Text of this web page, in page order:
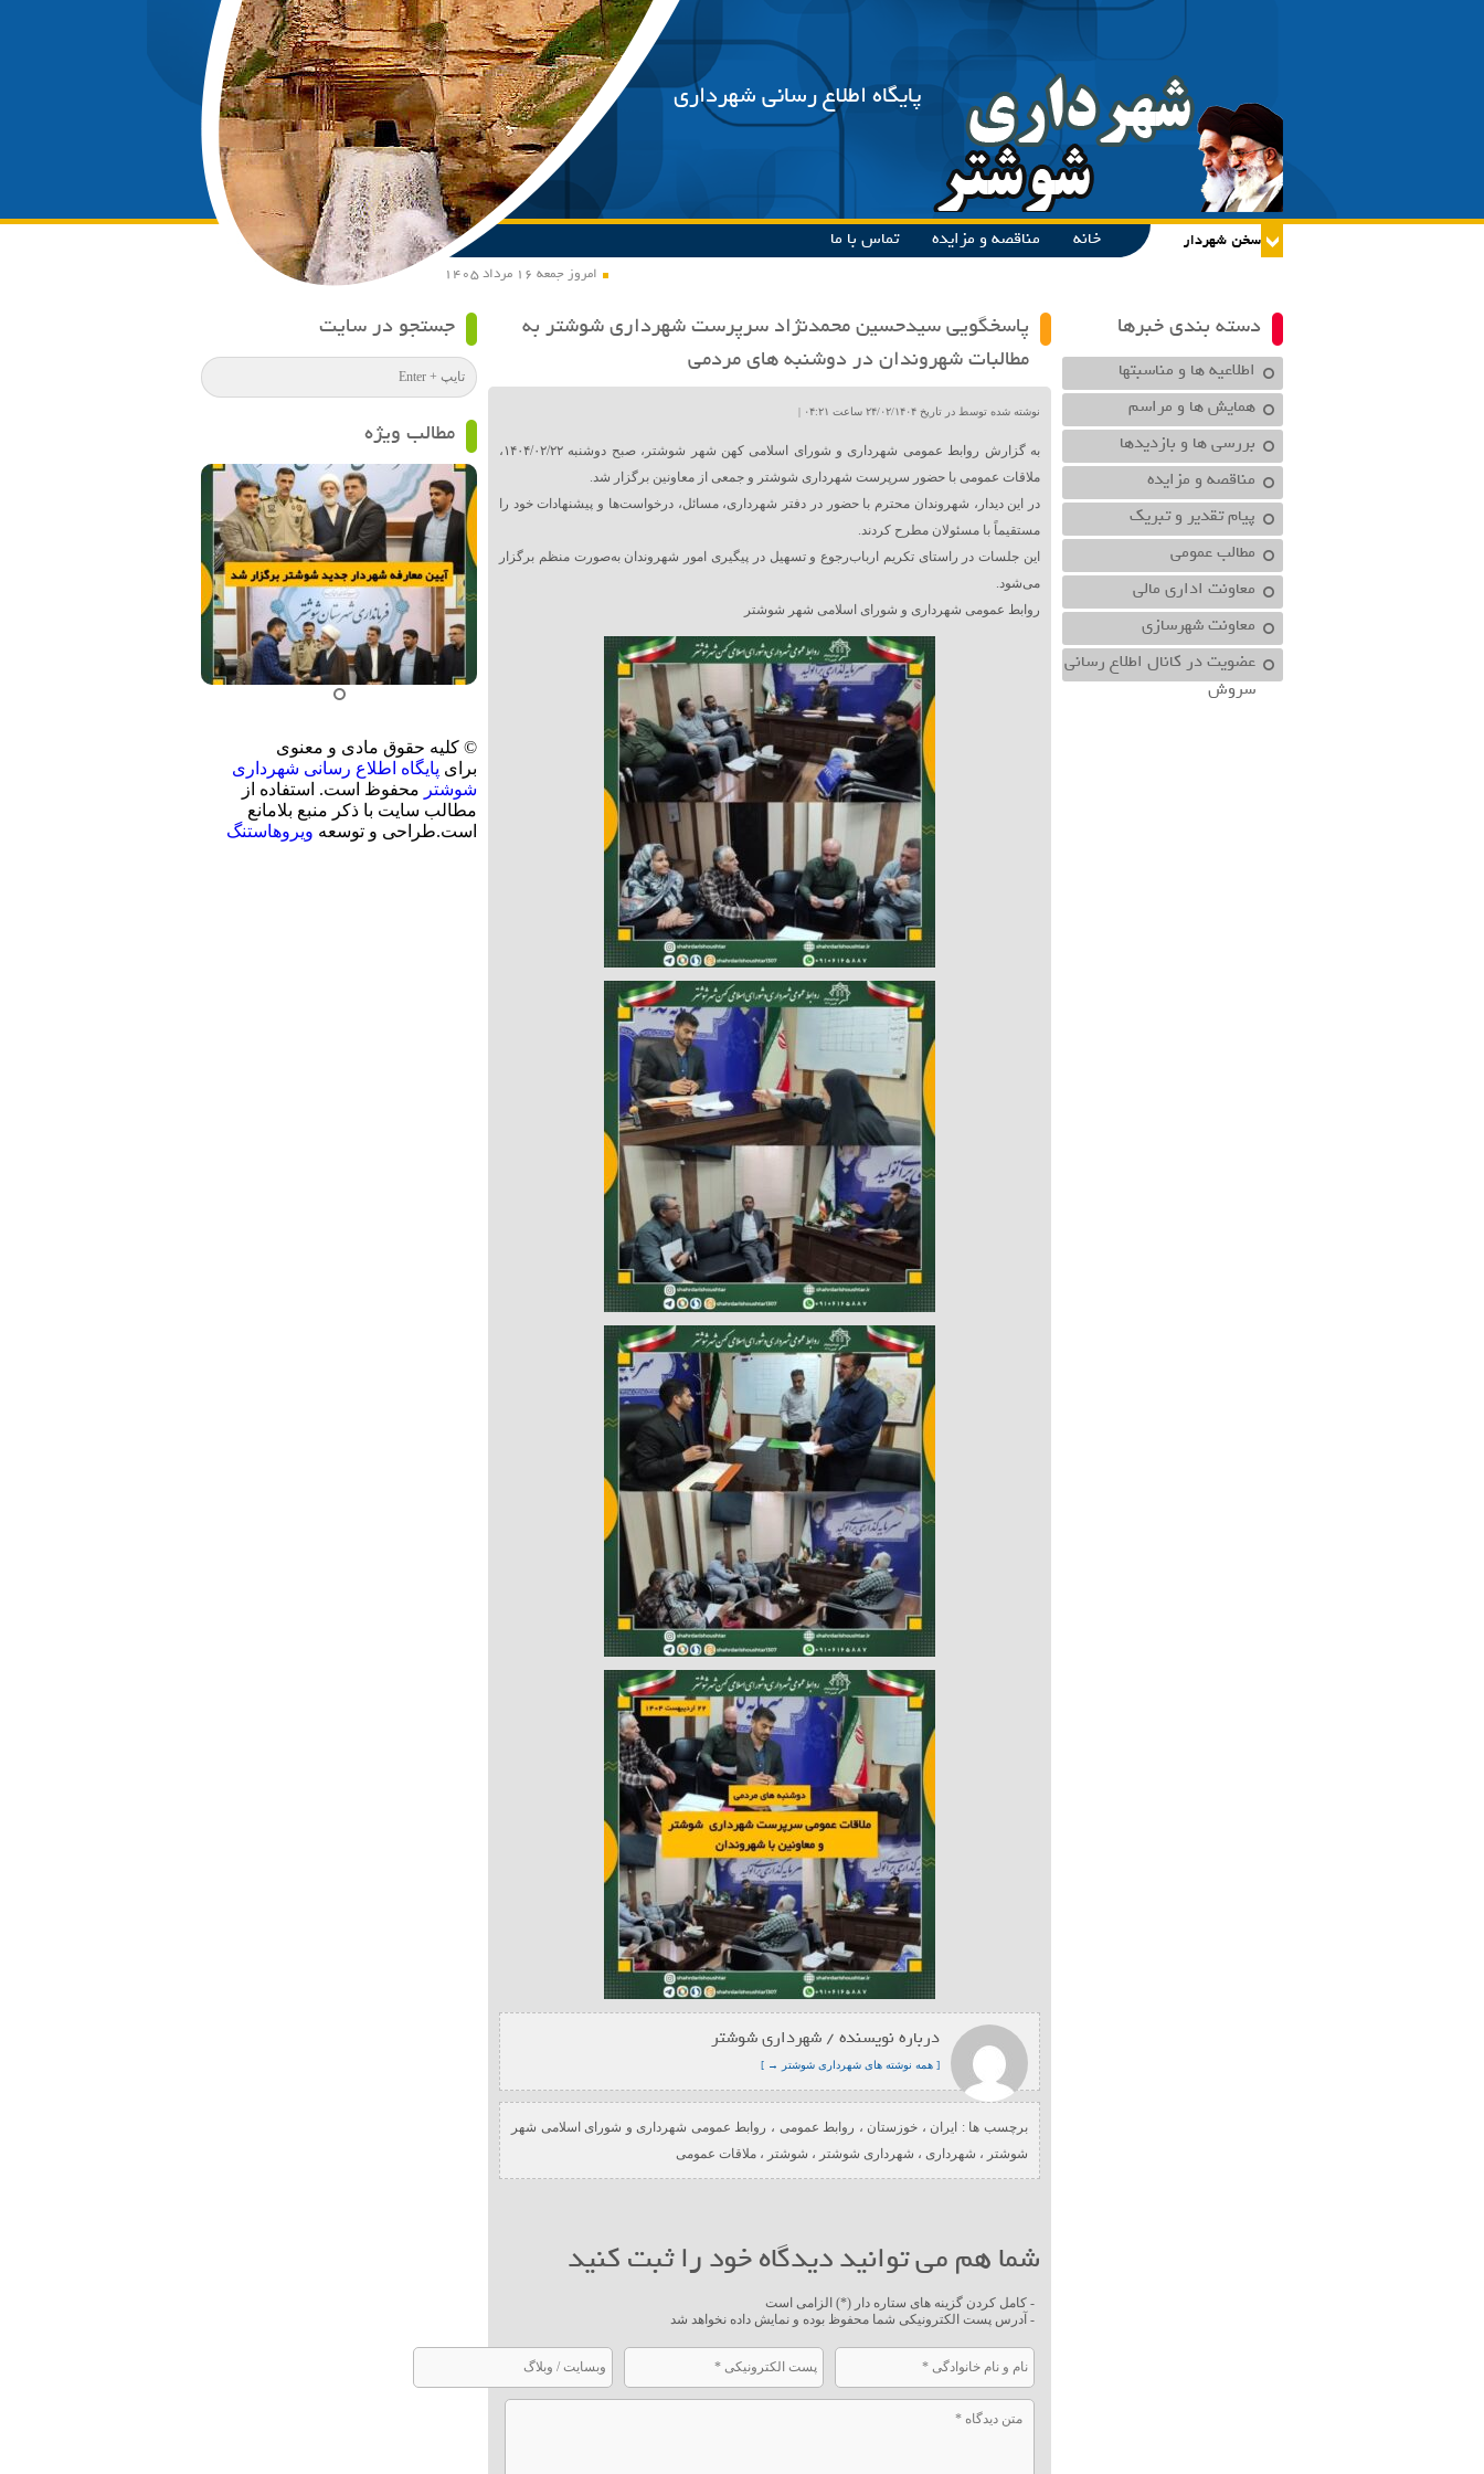
پایگاه اطلاع رسانی شهرداری
امروز جمعه ۱۶ مرداد ۱۴۰۵
خانه مناقصه و مزایده تماس با ما
دسته بندی خبرها
اطلاعیه ها و مناسبتها
همایش ها و مراسم
بررسی ها و بازدیدها
مناقصه و مزایده
پیام تقدیر و تبریک
مطالب عمومی
معاونت اداري مالي
معاونت شهرسازي
عضویت در کانال اطلاع رسانی
سروش
پاسخگویی سیدحسین محمدنژاد سرپرست شهرداری شوشتر به
مطالبات شهروندان در دوشنبه های مردمی
نوشته شده توسط در تاریخ ۲۴/۰۲/۱۴۰۴ ساعت ۰۴:۲۱ |
به گزارش روابط عمومی شهرداری و شورای اسلامی کهن شهر شوشتر، صبح دوشنبه ۱۴۰۴/۰۲/۲۲،
ملاقات عمومی با حضور سرپرست شهرداری شوشتر و جمعی از معاونین برگزار شد.
در این دیدار، شهروندان محترم با حضور در دفتر شهرداری، مسائل، درخواست‌ها و پیشنهادات خود را
مستقیماً با مسئولان مطرح کردند.
این جلسات در راستای تکریم ارباب‌رجوع و تسهیل در پیگیری امور شهروندان به‌صورت منظم برگزار
می‌شود.
روابط عمومی شهرداری و شورای اسلامی شهر شوشتر
درباره نویسنده / شهرداری شوشتر
[ همه نوشته های شهرداری شوشتر → ]
برچسب ها : ایران ، خوزستان ، روابط عمومی ، روابط عمومی شهرداری و شورای اسلامی شهر
شوشتر ، شهرداری ، شهرداری شوشتر ، شوشتر ، ملاقات عمومی
شما هم می توانید دیدگاه خود را ثبت کنید
- کامل کردن گزینه های ستاره دار (*) الزامی است
- آدرس پست الکترونیکی شما محفوظ بوده و نمایش داده نخواهد شد
جستجو در سایت
مطالب ویژه
© کلیه حقوق مادی و معنوی
برای پایگاه اطلاع رسانی شهرداری
شوشتر محفوظ است. استفاده از
مطالب سایت با ذکر منبع بلامانع
است.طراحی و توسعه ویروهاستنگ